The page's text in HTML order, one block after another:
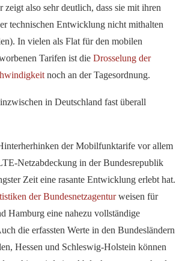
also sehr deutlich, dass sie mit ihren
technischen Entwicklung nicht mithalten
In vielen als Flat für den mobilen
Tarifen ist die Drosselung der
noch an der Tagesordnung.
in Deutschland fast überall
der Mobilfunktarife vor allem
Netzabdeckung in der Bundesrepublik
Zeit eine rasante Entwicklung erlebt hat.
der Bundesnetzagenturweisen für
Hamburg eine nahezu vollständige
die erfassten Werte in den Bundesländern
Hessen und Schleswig-Holstein können